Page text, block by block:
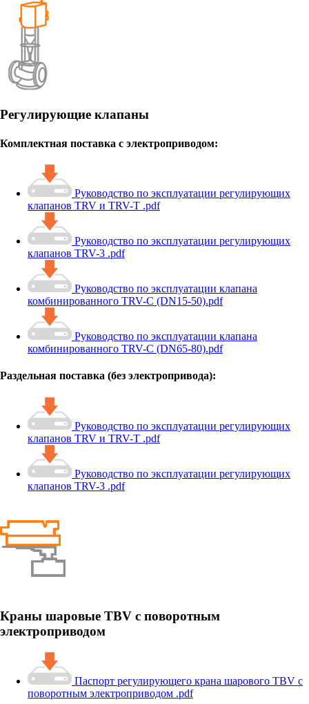
Регулирующие клапаны
Комплектная поставка с электроприводом:
Руководство по эксплуатации регулирующих
клапанов TRV и TRV-T .pdf
Руководство по эксплуатации регулирующих
клапанов TRV-3 .pdf
Руководство по эксплуатации клапана
комбинированного TRV-C (DN15-50).pdf
Руководство по эксплуатации клапана
комбинированного TRV-C (DN65-80).pdf
Раздельная поставка (без электропривода):
Руководство по эксплуатации регулирующих
клапанов TRV и TRV-T .pdf
Руководство по эксплуатации регулирующих
клапанов TRV-3 .pdf
Краны шаровые TBV с поворотным
электроприводом
Паспорт регулирующего крана шарового TBV с
поворотным электроприводом .pdf